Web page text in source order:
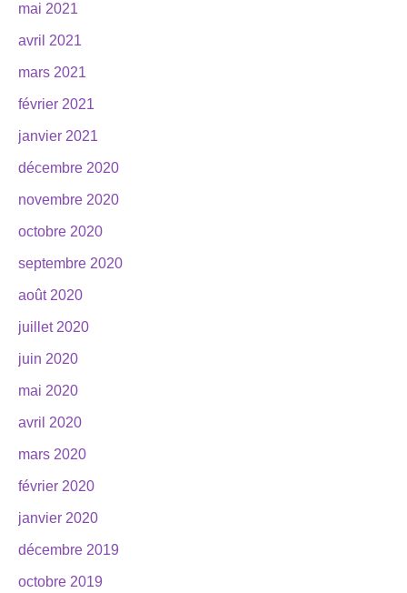
mai 2021
avril 2021
mars 2021
février 2021
janvier 2021
décembre 2020
novembre 2020
octobre 2020
septembre 2020
août 2020
juillet 2020
juin 2020
mai 2020
avril 2020
mars 2020
février 2020
janvier 2020
décembre 2019
octobre 2019